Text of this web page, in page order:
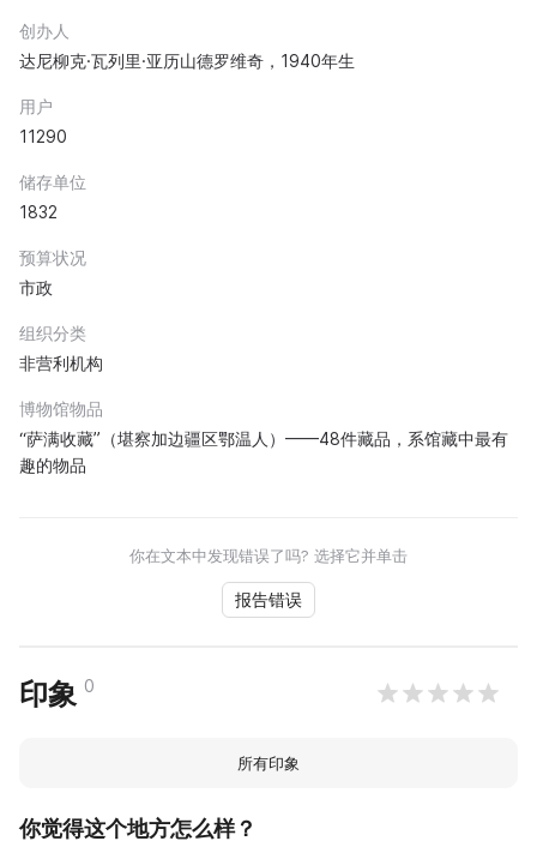
创办人
达尼柳克·瓦列里·亚历山德罗维奇，1940年生
用户
11290
储存单位
1832
预算状况
市政
组织分类
非营利机构
博物馆物品
“萨满收藏”（堪察加边疆区鄂温人）——48件藏品，系馆藏中最有
趣的物品
你在文本中发现错误了吗? 选择它并单击
报告错误
印象 0
所有印象
你觉得这个地方怎么样？